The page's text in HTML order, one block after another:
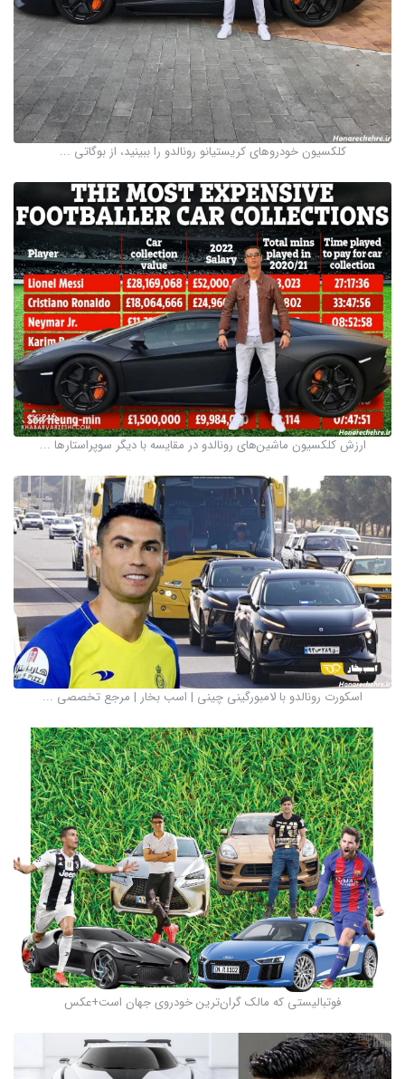
کلکسیون خودروهای کریستیانو رونالدو را ببینید، از بوگاتی ...
ارزش کلکسیون ماشین‌های رونالدو در مقایسه با دیگر سوپراستارها ...
اسکورت رونالدو با لامبورگینی چینی | اسب بخار | مرجع تخصصی ...
فوتبالیستی که مالک گران‌ترین خودروی جهان است+عکس